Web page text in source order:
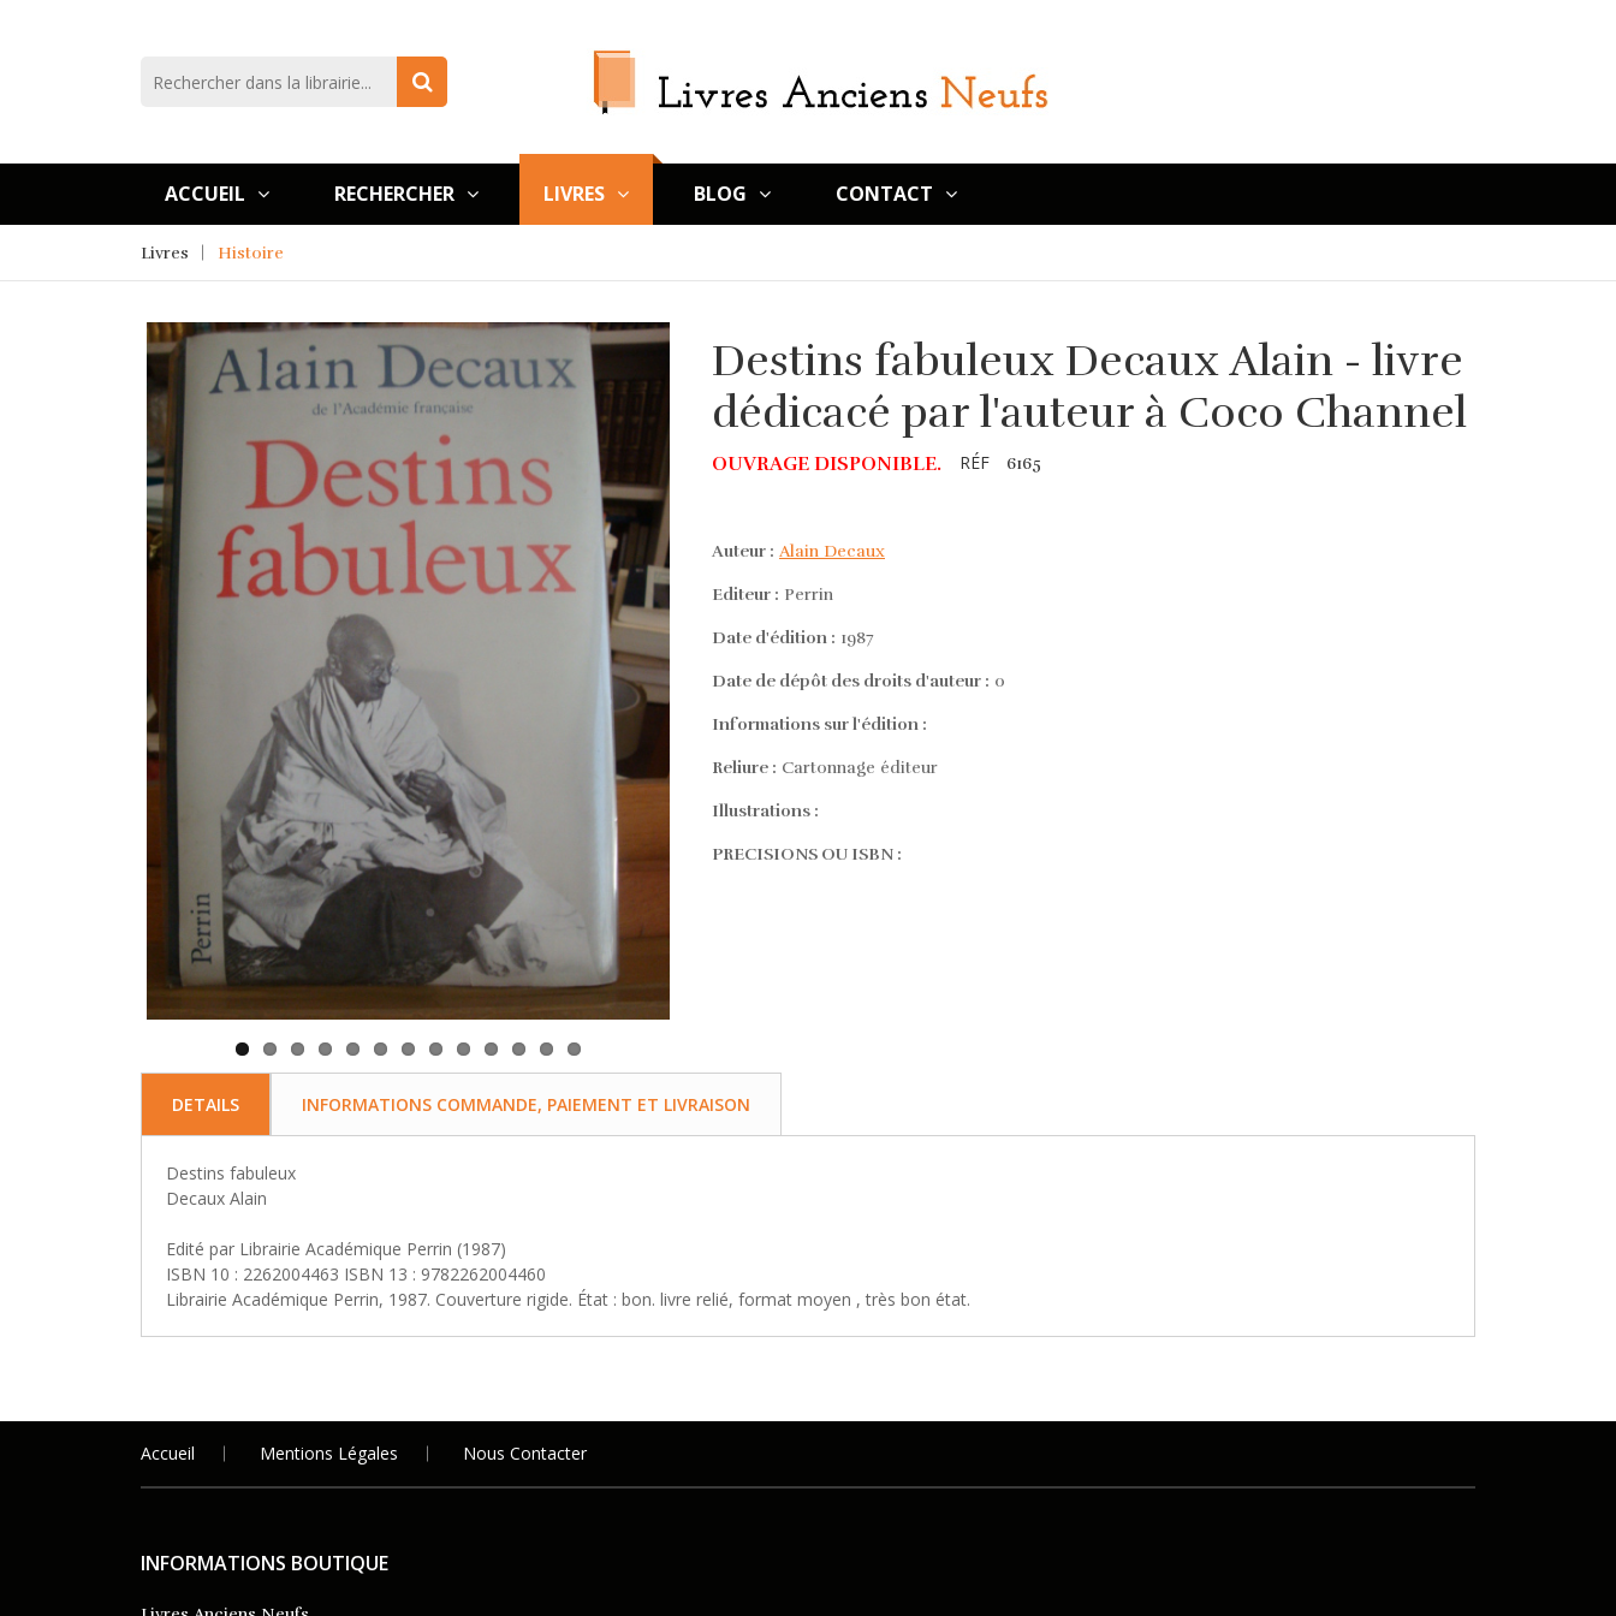
ACCUEIL RECHERCHER LIVRES BLOG CONTACT
Livres Histoire
Destins fabuleux Decaux Alain - livre
dédicacé par l'auteur à Coco Channel
OUVRAGE DISPONIBLE. RÉF 6165
Auteur : Alain Decaux
Editeur : Perrin
Date d'édition : 1987
Date de dépôt des droits d'auteur : 0
Informations sur l'édition :
Reliure : Cartonnage éditeur
Illustrations :
PRECISIONS OU ISBN :
DETAILS INFORMATIONS COMMANDE, PAIEMENT ET LIVRAISON
Destins fabuleux
Decaux Alain
Edité par Librairie Académique Perrin (1987)
ISBN 10 : 2262004463 ISBN 13 : 9782262004460
Librairie Académique Perrin, 1987. Couverture rigide. État : bon. livre relié, format moyen , très bon état.
Accueil Mentions Légales Nous Contacter
INFORMATIONS BOUTIQUE